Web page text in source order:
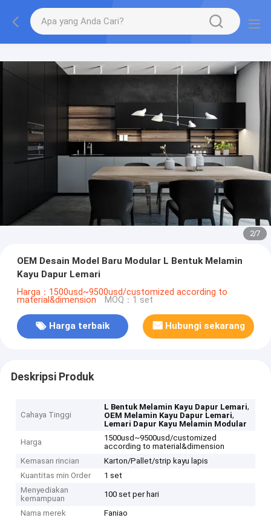
2/7
OEM Desain Model Baru Modular L Bentuk Melamin
Kayu Dapur Lemari
Harga：1500usd~9500usd/customized according to
material&dimension MOQ：1 set
Harga terbaik Hubungi sekarang
Deskripsi Produk
Cahaya Tinggi
L Bentuk Melamin Kayu Dapur Lemari,
OEM Melamin Kayu Dapur Lemari,
Lemari Dapur Kayu Melamin Modular
Harga
1500usd~9500usd/customized
according to material&dimension
Kemasan rincian
Karton/Pallet/strip kayu lapis
Kuantitas min Order
1 set
Menyediakan
kemampuan
100 set per hari
Nama merek Faniao